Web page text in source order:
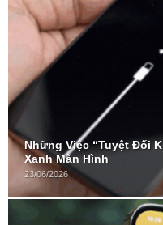
Những Việc “Tuyệt Đối
Xanh Màn Hình
23/06/2026